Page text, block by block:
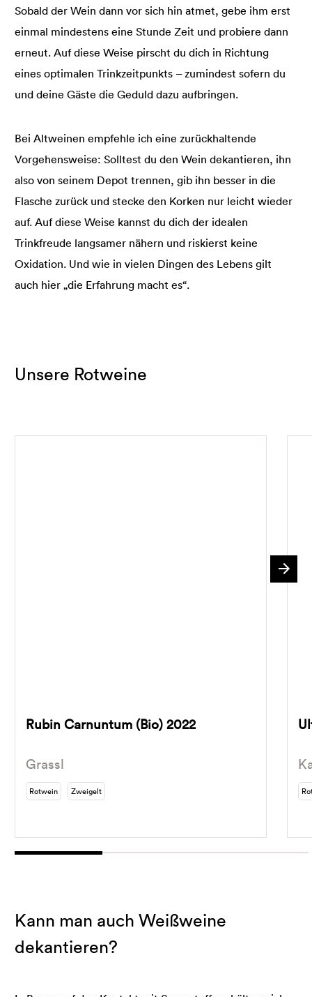
Sobald der Wein dann vor sich hin atmet, gebe ihm erst
einmal mindestens eine Stunde Zeit und probiere dann
erneut. Auf diese Weise pirscht du dich in Richtung
eines optimalen Trinkzeitpunkts – zumindest sofern du
und deine Gäste die Geduld dazu aufbringen.
Bei Altweinen empfehle ich eine zurückhaltende
Vorgehensweise: Solltest du den Wein dekantieren, ihn
also von seinem Depot trennen, gib ihn besser in die
Flasche zurück und stecke den Korken nur leicht wieder
auf. Auf diese Weise kannst du dich der idealen
Trinkfreude langsamer nähern und riskierst keine
Oxidation. Und wie in vielen Dingen des Lebens gilt
auch hier „die Erfahrung macht es“.
Unsere Rotweine
Rubin Carnuntum (Bio) 2022
Grassl
Rotwein Zweigelt
Kann man auch Weißweine
dekantieren?